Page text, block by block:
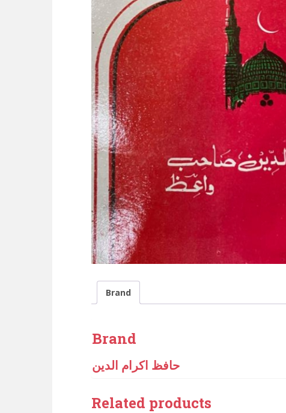
Brand
Brand
حافظ اکرام الدین
Related products